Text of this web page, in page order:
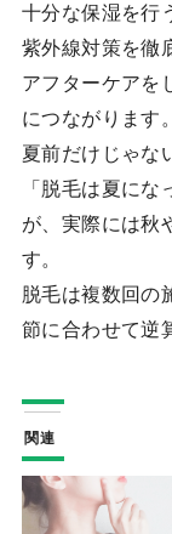
十分な保湿を行
紫外線対策を徹
アフターケアを
につながります。
夏前だけじゃな
「脱毛は夏に
が、実際には秋
す。
脱毛は複数回の
節に合わせて逆
関連